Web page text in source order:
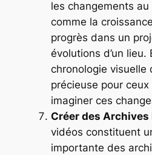
les changements
comme la
progrès dans un
évolutions d’un
chronologie visuelle
précieuse pour
imaginer ces
Créer des Archives
vidéos constituent
importante des